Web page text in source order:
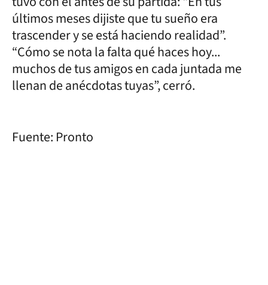
últimos meses dijiste que tu sueño era
trascender y se está haciendo realidad”.
“Cómo se nota la falta qué haces hoy...
muchos de tus amigos en cada juntada me
llenan de anécdotas tuyas”, cerró.
Fuente: Pronto